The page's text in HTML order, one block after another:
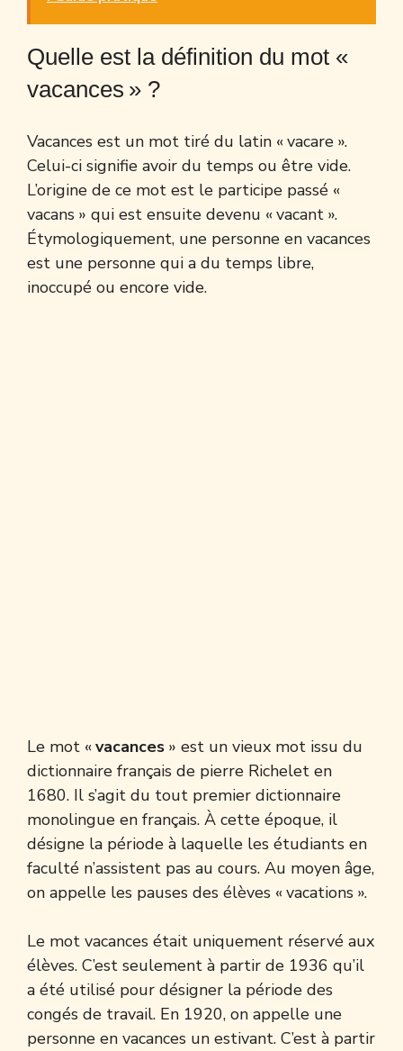
Quelle est la définition du mot «
vacances » ?
Vacances est un mot tiré du latin « vacare ».
Celui-ci signifie avoir du temps ou être vide.
L’origine de ce mot est le participe passé «
vacans » qui est ensuite devenu « vacant ».
Étymologiquement, une personne en vacances
est une personne qui a du temps libre,
inoccupé ou encore vide.
Le mot « vacances » est un vieux mot issu du
dictionnaire français de pierre Richelet en
1680. Il s’agit du tout premier dictionnaire
monolingue en français. À cette époque, il
désigne la période à laquelle les étudiants en
faculté n’assistent pas au cours. Au moyen âge,
on appelle les pauses des élèves « vacations ».
Le mot vacances était uniquement réservé aux
élèves. C’est seulement à partir de 1936 qu’il
a été utilisé pour désigner la période des
congés de travail. En 1920, on appelle une
personne en vacances un estivant. C’est à partir